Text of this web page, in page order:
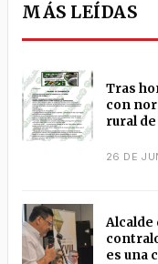
MÁS LEÍDAS
Tras
con
rural
26 DE
Alcalde
es una